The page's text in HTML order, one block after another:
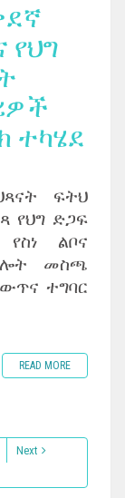
የህግ
ተካሄደ
ፍትህ
የህግ ድጋፍ
ልቦና
መስጫ
ተግባር
READ MORE
Next